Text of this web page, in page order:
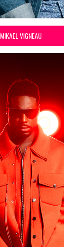
MIKAEL VIGNEAU